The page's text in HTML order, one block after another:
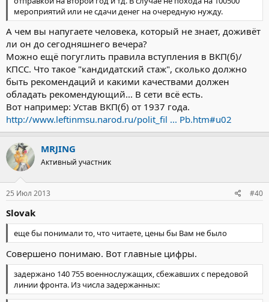
мероприятий или не сдачи денег на очередную нужду.
А чем вы напугаете человека, который не знает, доживёт
ли он до сегодняшнего вечера?
Можно ещё погуглить правила вступления в ВКП(б)/
КПСС. Что такое "кандидатский стаж", сколько должно
быть рекомендаций и какими качествами должен
обладать рекомендующий... В сети всё есть.
Вот например: Устав ВКП(б) от 1937 года.
http://www.leftinmsu.narod.ru/polit_fil ... Pb.htm#u02
MRJING
Активный участник
25 Июл 2013 #40
Slovak
еще бы понимали то, что читаете, цены бы Вам не было
Совершено понимаю. Вот главные цифры.
задержано 140 755 военнослужащих, сбежавших с передовой
линии фронта. Из числа задержанных: